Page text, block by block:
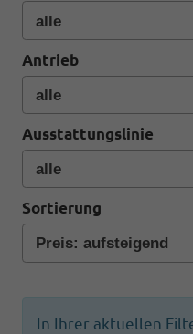
Antrieb
Ausstattungslinie
Sortierung
In Ihrer aktuellen